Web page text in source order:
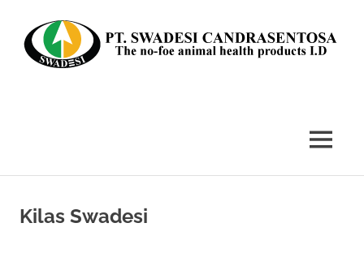
content
MENU
Kilas Swadesi